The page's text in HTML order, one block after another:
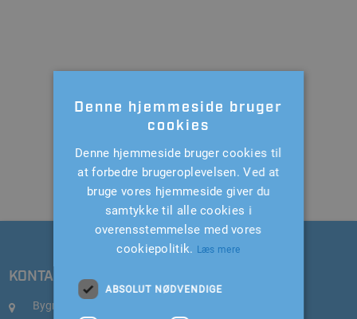
KONTAKT
Bygmestervej 7
Denne hjemmeside bruger
cookies
Denne hjemmeside bruger cookies til
at forbedre brugeroplevelsen. Ved at
bruge vores hjemmeside giver du
samtykke til alle cookies i
overensstemmelse med vores
cookiepolitik. Læs mere
ABSOLUT NØDVENDIGE